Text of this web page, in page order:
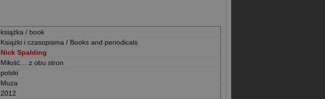
książka / book
Książki i czasopisma / Books and periodicals
Nick Spalding
Miłość… z obu stron
polski
Muza
2012